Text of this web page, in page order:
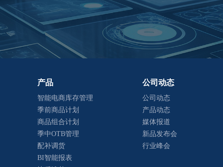
产品
智能电商库存管理
季前商品计划
商品组合计划
季中OTB管理
配补调货
BI智能报表
公司动态
公司动态
产品动态
媒体报道
新品发布会
行业峰会